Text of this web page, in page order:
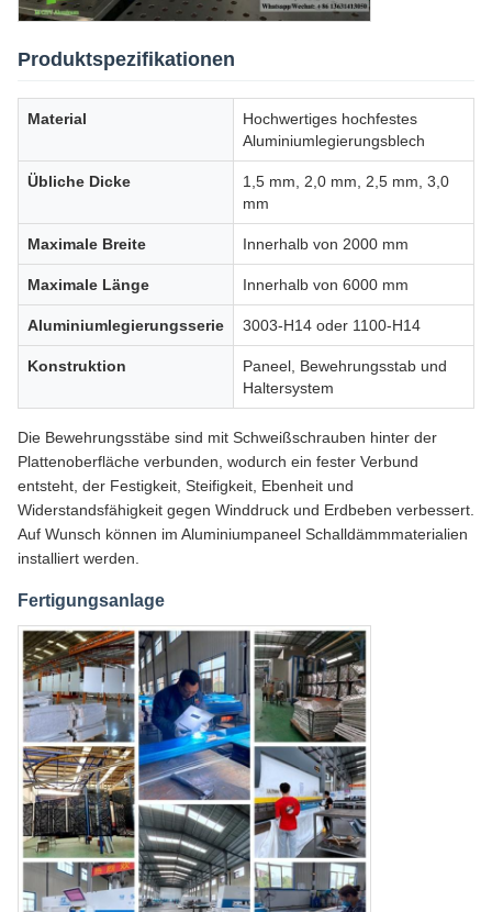
Produktspezifikationen
Material
Hochwertiges hochfestes
Aluminiumlegierungsblech
Übliche Dicke
1,5 mm, 2,0 mm, 2,5 mm, 3,0
mm
Maximale Breite Innerhalb von 2000 mm
Maximale Länge Innerhalb von 6000 mm
Aluminiumlegierungsserie 3003-H14 oder 1100-H14
Konstruktion
Paneel, Bewehrungsstab und
Haltersystem
Die Bewehrungsstäbe sind mit Schweißschrauben hinter der
Plattenoberfläche verbunden, wodurch ein fester Verbund
entsteht, der Festigkeit, Steifigkeit, Ebenheit und
Widerstandsfähigkeit gegen Winddruck und Erdbeben verbessert.
Auf Wunsch können im Aluminiumpaneel Schalldämmmaterialien
installiert werden.
Fertigungsanlage